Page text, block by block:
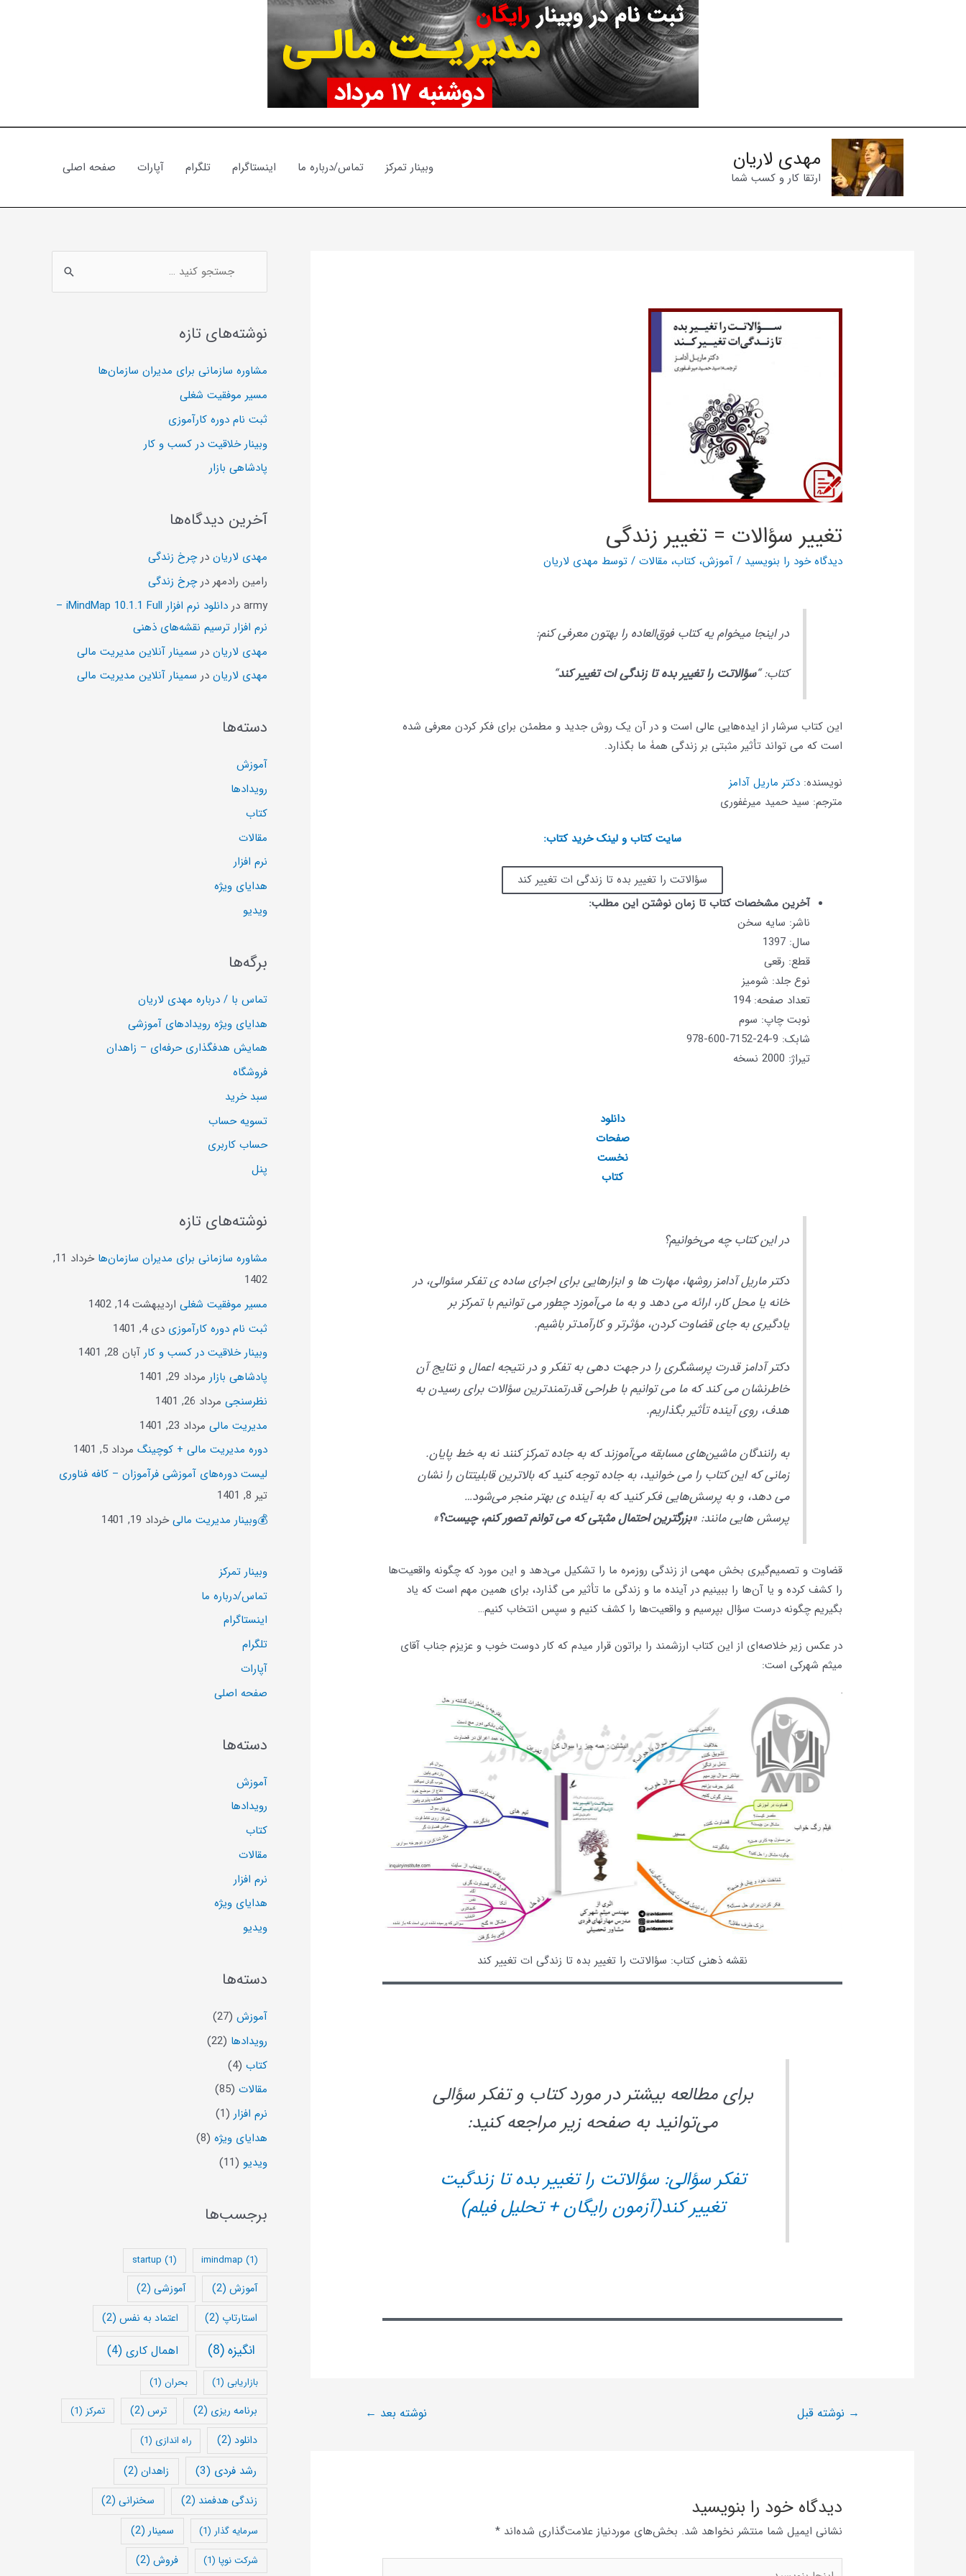
مهدی لاریان
ارتقا کار و کسب شما
وبینار تمرکز تماس/درباره ما اینستاگرام تلگرام آپارات صفحه اصلی
تغییر سؤالات = تغییر زندگی
دیدگاه‌ خود را بنویسید /آموزش،کتاب، مقالات / توسط مهدی لاریان
در اینجا میخوام یه کتاب فوق‌العاده را بهتون معرفی کنم:
کتاب: “سؤالاتت را تغییر بده تا زندگی ات تغییر کند“
این کتاب سرشار از ایده‌هایی عالی است و در آن یک روش جدید و مطمئن برای فکر کردن معرفی شده
است که می تواند تأثیر مثبتی بر زندگی همۀ ما بگذارد.
نویسنده:دکتر ماریل آدامز
مترجم: سید حمید میرغفوری
سایت کتاب و لینک خرید کتاب:
سؤالاتت را تغییر بده تا زندگی ات تغییر کند
آخرین مشخصات کتاب تا زمان نوشتن این مطلب:
ناشر: سایه سخن
سال: 1397
قطع: رقعی
نوع جلد: شومیز
تعداد صفحه: 194
نوبت چاپ: سوم
شابک: 9-24-7152-600-978
تیراژ: 2000 نسخه
دانلود
صفحات
نخست
کتاب
در این کتاب چه می‌خوانیم؟
دکتر ماریل آدامز روشها، مهارت ها و ابزارهایی برای اجرای ساده ی تفکر سئوالی، در
خانه یا محل کار، ارائه می دهد و به ما می‌آموزد چطور می‌ توانیم با تمرکز بر
یادگیری به جای قضاوت کردن، مؤثرتر و کارآمدتر باشیم.
دکتر آدامز قدرت پرسشگری را در جهت‌ دهی به تفکر و در نتیجه اعمال و نتایج آن
خاطرنشان می کند که ما می‌ توانیم با طراحی قدرتمندترین سؤالات برای رسیدن به
هدف، روی آینده تأثیر بگذاریم.
به رانندگان ماشین‌های مسابقه می‌آموزند که به جاده تمرکز کنند نه به خط پایان.
زمانی که این کتاب را می‌ خوانید، به جاده توجه کنید که بالاترین قابلیتتان را نشان
می‌ دهد، و به پرسش‌هایی فکر کنید که به آینده ی بهتر منجر می‌شود…
پرسش هایی مانند: «بزرگترین احتمال مثبتی که می‌ توانم تصور کنم، چیست؟»
قضاوت و تصمیم‌گیری بخش مهمی از زندگی روزمره ما را تشکیل می‌دهد و این مورد که چگونه واقعیت‌ها
را کشف کرده و یا آن‌ها را ببینیم در آینده ما و زندگی ما تأثیر می‌ گذارد، برای همین مهم است که یاد
بگیریم چگونه درست سؤال بپرسیم و واقعیت‌ها را کشف کنیم و سپس انتخاب کنیم…
در عکس زیر خلاصه‌ای از این کتاب ارزشمند را براتون قرار میدم که کار دوست خوب و عزیزم جناب آقای
میثم شهرکی است:
نقشه ذهنی کتاب: سؤالاتت را تغییر بده تا زندگی ات تغییر کند
برای مطالعه بیشتر در مورد کتاب و تفکر سؤالی
می‌توانید به صفحه زیر مراجعه کنید:
تفکر سؤالی: سؤالاتت را تغییر بده تا زندگیت
تغییر کند(آزمون رایگان + تحلیل فیلم)
راهبری→ نوشته قبل نوشته بعد ←
دیدگاه‌ خود را بنویسید
نشانی ایمیل شما منتشر نخواهد شد. بخش‌های موردنیاز علامت‌گذاری شده‌اند*
اینجا
ج
ی
:
نوشته‌های تازه
مشاوره سازمانی برای مدیران سازمان‌ها
مسیر موفقیت شغلی
ثبت نام دوره کارآموزی
وبینار خلاقیت در کسب و کار
پادشاهی بازار
آخرین دیدگاه‌ها
مهدی لاریان درچرخ زندگی
رامین رادمهر درچرخ زندگی
army در
دانلود نرم افزار iMindMap 10.1.1 Full –
نرم افزار ترسیم نقشه‌های ذهنی
مهدی لاریان در سمینار آنلاین مدیریت مالی
مهدی لاریان در سمینار آنلاین مدیریت مالی
دسته‌ها
آموزش
رویدادها
کتاب
مقالات
نرم افزار
هدایای ویژه
ویدیو
برگه‌ها
تماس با / درباره مهدی لاریان
هدایای ویژه رویدادهای آموزشی
همایش هدفگذاری حرفه‌ای – زاهدان
فروشگاه
سبد خرید
تسویه حساب
حساب کاربری
پنل
نوشته‌های تازه
مشاوره سازمانی برای مدیران سازمان‌ها
خرداد 11,
1402
مسیر موفقیت شغلی اردیبهشت 14, 1402
ثبت نام دوره کارآموزی دی 4, 1401
وبینار خلاقیت در کسب و کار آبان 28, 1401
پادشاهی بازار مرداد 29, 1401
نظرسنجی مرداد 26, 1401
مدیریت مالی مرداد 23, 1401
دوره مدیریت مالی + کوچینگ مرداد 5, 1401
لیست دوره‌های آموزشی فرآموزان – کافه فناوری
تیر 8, 1401
💰وبینار مدیریت مالی خرداد 19, 1401
وبینار تمرکز
تماس/درباره ما
اینستاگرام
تلگرام
آپارات
صفحه اصلی
دسته‌ها
آموزش
رویدادها
کتاب
مقالات
نرم افزار
هدایای ویژه
ویدیو
دسته‌ها
آموزش (27)
رویدادها (22)
کتاب (4)
مقالات (85)
نرم افزار (1)
هدایای ویژه (8)
ویدیو (11)
برجسب‌ها
imindmap (1)
startup (1)
آموزش(2) آموزشی(2)
استارتاپ (2) اعتماد به نفس(2)
انگیزه(8) اهمال کاری (4)
بازاریابی(1) بحران (1)
برنامه ریزی (2) ترس(2) تمرکز (1)
دانلود(2) راه اندازی (1)
رشد فردی (3) زاهدان (2)
زندگی هدفمند (2) سخنرانی(2)
سرمایه گذار (1) سمینار (2)
شرکت نوپا(1) فروش (2)